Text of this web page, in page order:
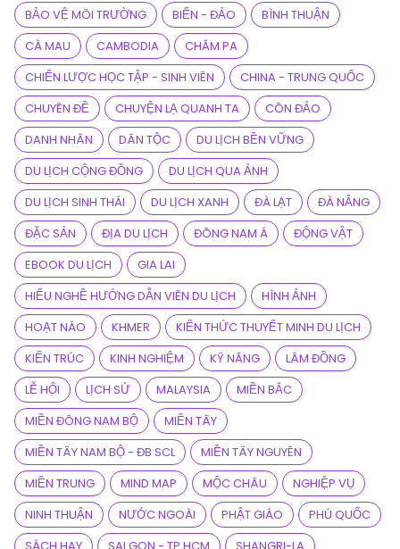
BẢO VỆ MÔI TRƯỜNG
BIỂN - ĐẢO
BÌNH THUẬN
CÀ MAU
CAMBODIA
CHĂM PA
CHIẾN LƯỢC HỌC TẬP - SINH VIÊN
CHINA - TRUNG QUỐC
CHUYÊN ĐỀ
CHUYỆN LẠ QUANH TA
CÔN ĐẢO
DANH NHÂN
DÂN TỘC
DU LỊCH BỀN VỮNG
DU LỊCH CỘNG ĐỒNG
DU LỊCH QUA ẢNH
DU LỊCH SINH THÁI
DU LỊCH XANH ĐÀ LẠT
ĐÀ NẴNG
ĐẶC SẢN
ĐỊA DU LỊCH ĐÔNG NAM Á
ĐỘNG VẬT
EBOOK DU LỊCH
GIA LAI
HIỂU NGHỀ HƯỚNG DẪN VIÊN DU LỊCH
HÌNH ẢNH
HOẠT NÁO
KHMER
KIẾN THỨC THUYẾT MINH DU LỊCH
KIẾN TRÚC
KINH NGHIỆM KỸ NĂNG
LÂM ĐỒNG
LỄ HỘI
LỊCH SỬ MALAYSIA
MIỀN BẮC
MIỀN ĐÔNG NAM BỘ
MIỀN TÂY
MIỀN TÂY NAM BỘ - ĐB SCL
MIỀN TÂY NGUYÊN
MIỀN TRUNG
MIND MAP MỘC CHÂU
NGHIỆP VỤ
NINH THUẬN
NƯỚC NGOÀI PHẬT GIÁO
PHÚ QUỐC